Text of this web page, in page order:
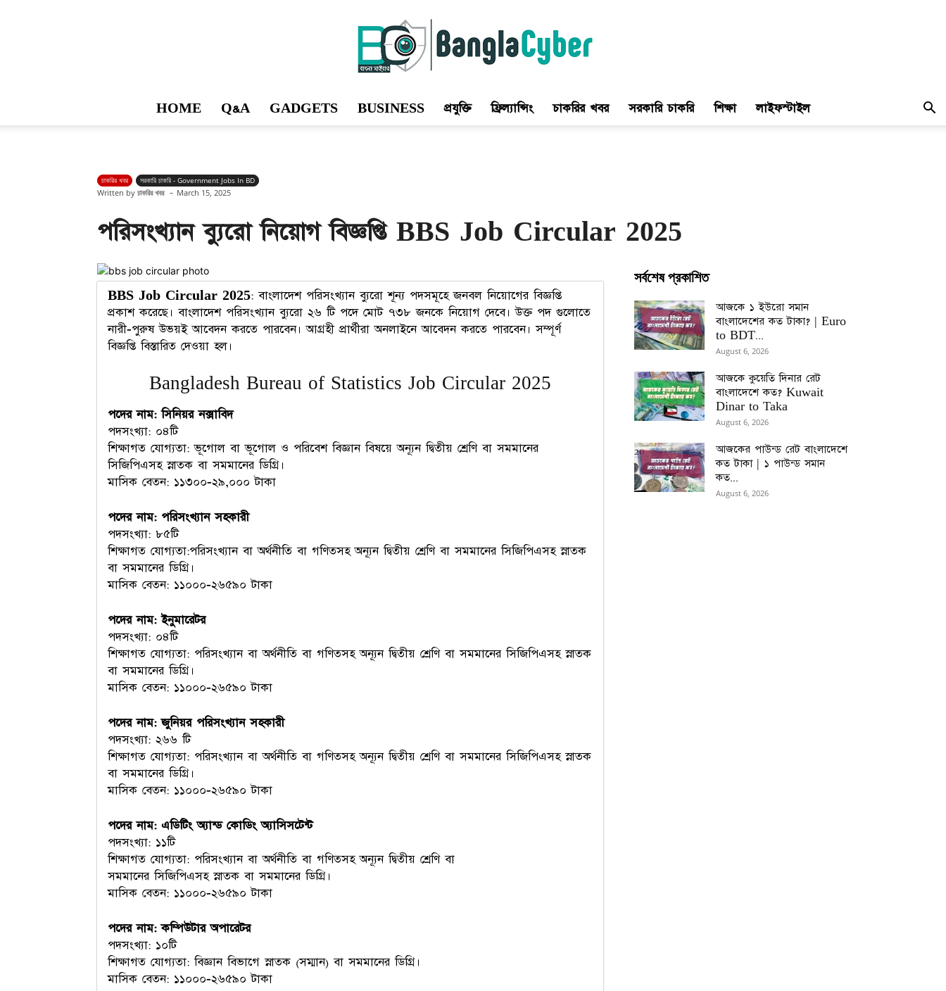
HOME Q&A GADGETS BUSINESS প্রযুক্তি ফ্রিল্যান্সিং চাকরির খবর সরকারি চাকরি শিক্ষা লাইফস্টাইল
চাকরির খবর সরকারি চাকরি - Government Jobs In BD
Written by চাকরির খবর - March 15, 2025
পরিসংখ্যান ব্যুরো নিয়োগ বিজ্ঞপ্তি BBS Job Circular 2025
BBS Job Circular 2025: বাংলাদেশ পরিসংখ্যান ব্যুরো শূন্য পদসমূহে জনবল নিয়োগের বিজ্ঞপ্তি
প্রকাশ করেছে। বাংলাদেশ পরিসংখ্যান ব্যুরো ২৬ টি পদে মোট ৭৩৮ জনকে নিয়োগ দেবে। উক্ত পদ গুলোতে
নারী-পুরুষ উভয়ই আবেদন করতে পারবেন। আগ্রহী প্রার্থীরা অনলাইনে আবেদন করতে পারবেন। সম্পূর্ণ
বিজ্ঞপ্তি বিস্তারিত দেওয়া হল।
Bangladesh Bureau of Statistics Job Circular 2025
পদের নাম: সিনিয়র নক্সাবিদ
পদসংখ্যা: ০৪টি
শিক্ষাগত যোগ্যতা: ভূগোল বা ভূগোল ও পরিবেশ বিজ্ঞান বিষয়ে অন্যূন দ্বিতীয় শ্রেণি বা সমমানের
সিজিপিএসহ স্নাতক বা সমমানের ডিগ্রি।
মাসিক বেতন: ১১৩০০-২৯,০০০ টাকা
পদের নাম: পরিসংখ্যান সহকারী
পদসংখ্যা: ৮৫টি
শিক্ষাগত যোগ্যতা:পরিসংখ্যান বা অর্থনীতি বা গণিতসহ অন্যূন দ্বিতীয় শ্রেণি বা সমমানের সিজিপিএসহ স্নাতক
বা সমমানের ডিগ্রি।
মাসিক বেতন: ১১০০০-২৬৫৯০ টাকা
পদের নাম: ইনুমারেটর
পদসংখ্যা: ০৪টি
শিক্ষাগত যোগ্যতা: পরিসংখ্যান বা অর্থনীতি বা গণিতসহ অন্যূন দ্বিতীয় শ্রেণি বা সমমানের সিজিপিএসহ স্নাতক
বা সমমানের ডিগ্রি।
মাসিক বেতন: ১১০০০-২৬৫৯০ টাকা
পদের নাম: জুনিয়র পরিসংখ্যান সহকারী
পদসংখ্যা: ২৬৬ টি
শিক্ষাগত যোগ্যতা: পরিসংখ্যান বা অর্থনীতি বা গণিতসহ অন্যূন দ্বিতীয় শ্রেণি বা সমমানের সিজিপিএসহ স্নাতক
বা সমমানের ডিগ্রি।
মাসিক বেতন: ১১০০০-২৬৫৯০ টাকা
পদের নাম: এডিটিং অ্যান্ড কোডিং অ্যাসিসটেন্ট
পদসংখ্যা: ১১টি
শিক্ষাগত যোগ্যতা: পরিসংখ্যান বা অর্থনীতি বা গণিতসহ অন্যূন দ্বিতীয় শ্রেণি বা
সমমানের সিজিপিএসহ স্নাতক বা সমমানের ডিগ্রি।
মাসিক বেতন: ১১০০০-২৬৫৯০ টাকা
পদের নাম: কম্পিউটার অপারেটর
পদসংখ্যা: ১০টি
শিক্ষাগত যোগ্যতা: বিজ্ঞান বিভাগে স্নাতক (সম্মান) বা সমমানের ডিগ্রি।
মাসিক বেতন: ১১০০০-২৬৫৯০ টাকা
সর্বশেষ প্রকাশিত
আজকে ১ ইউরো সমান
বাংলাদেশের কত টাকা? | Euro
to BDT...
August 6, 2026
আজকে কুয়েতি দিনার রেট
বাংলাদেশে কত? Kuwait
Dinar to Taka
August 6, 2026
আজকের পাউন্ড রেট বাংলাদেশে
কত টাকা | ১ পাউন্ড সমান
কত...
August 6, 2026